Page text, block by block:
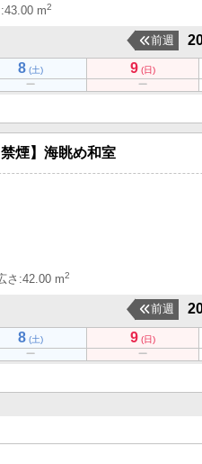
m2
前週
8 (土) 9 (日)
煙】海眺め和室
さ:42.00 m2
前週
8 (土) 9 (日)